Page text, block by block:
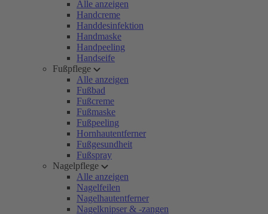
Alle anzeigen
Handcreme
Handdesinfektion
Handmaske
Handpeeling
Handseife
Fußpflege
Alle anzeigen
Fußbad
Fußcreme
Fußmaske
Fußpeeling
Hornhautentferner
Fußgesundheit
Fußspray
Nagelpflege
Alle anzeigen
Nagelfeilen
Nagelhautentferner
Nagelknipser & -zangen